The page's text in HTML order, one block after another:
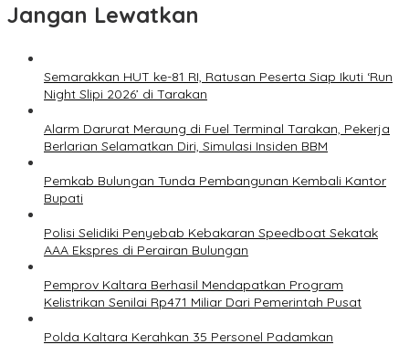
Jangan Lewatkan
Semarakkan HUT ke-81 RI, Ratusan Peserta Siap Ikuti ‘Run
Night Slipi 2026’ di Tarakan
Alarm Darurat Meraung di Fuel Terminal Tarakan, Pekerja
Berlarian Selamatkan Diri, Simulasi Insiden BBM
Pemkab Bulungan Tunda Pembangunan Kembali Kantor
Bupati
Polisi Selidiki Penyebab Kebakaran Speedboat Sekatak
AAA Ekspres di Perairan Bulungan
Pemprov Kaltara Berhasil Mendapatkan Program
Kelistrikan Senilai Rp471 Miliar Dari Pemerintah Pusat
Polda Kaltara Kerahkan 35 Personel Padamkan